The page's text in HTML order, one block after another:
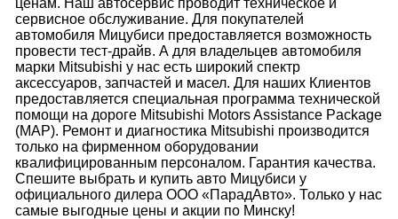
ценам. Наш автосервис проводит техническое и
сервисное обслуживание. Для покупателей
автомобиля Мицубиси предоставляется возможность
провести тест-драйв. А для владельцев автомобиля
марки Mitsubishi у нас есть широкий спектр
аксессуаров, запчастей и масел. Для наших Клиентов
предоставляется специальная программа технической
помощи на дороге Mitsubishi Motors Assistance Package
(MAP). Ремонт и диагностика Mitsubishi производится
только на фирменном оборудовании
квалифицированным персоналом. Гарантия качества.
Спешите выбрать и купить авто Мицубиси у
официального дилера ООО «ПарадАвто». Только у нас
самые выгодные цены и акции по Минску!